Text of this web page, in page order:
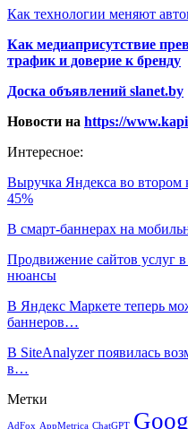
Как технологии меняют
Как медиаприсутствие
трафик и доверие к бренду
Доска объявлений slanet.by
Новости на https://
Интересное:
Выручка Яндекса во втором
45%
В смарт-баннерах на
Продвижение сайтов услуг
нюансы
В Яндекс Маркете теперь
баннеров…
В SiteAnalyzer появилась
в…
Метки
AdFox AppMetrica ChatGPT